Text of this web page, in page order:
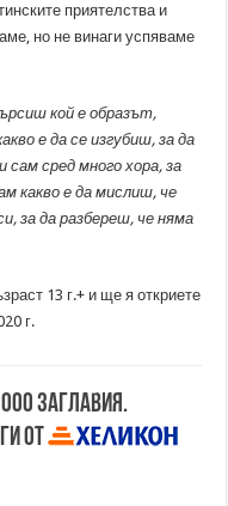
приятелства и
но не винаги успяваме
кой е образът,
е да се изгубиш, за да
сам сред много хора, за
какво е да мислиш, че
за да разбереш, че няма
13 г.+ и ще я откриете
г.
заглавия.
от